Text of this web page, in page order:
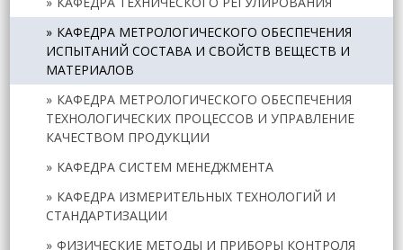
КАФЕДРА МЕТРОЛОГИЧЕСКОГО ОБЕСПЕЧЕНИЯ
ИСПЫТАНИЙ СОСТАВА И СВОЙСТВ ВЕЩЕСТВ И
МАТЕРИАЛОВ
КАФЕДРА МЕТРОЛОГИЧЕСКОГО ОБЕСПЕЧЕНИЯ
ТЕХНОЛОГИЧЕСКИХ ПРОЦЕССОВ И УПРАВЛЕНИЕ
КАЧЕСТВОМ ПРОДУКЦИИ
КАФЕДРА СИСТЕМ МЕНЕДЖМЕНТА
КАФЕДРА ИЗМЕРИТЕЛЬНЫХ ТЕХНОЛОГИЙ И
СТАНДАРТИЗАЦИИ
ФИЗИЧЕСКИЕ МЕТОДЫ И ПРИБОРЫ КОНТРОЛЯ